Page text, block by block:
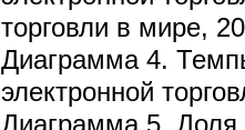
торговли в мире,
Диаграмма 4.
электронной
Диаграмма 5. Доля